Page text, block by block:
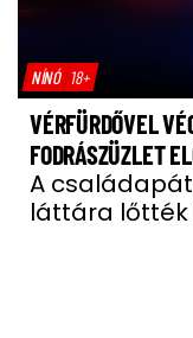
NÍNÓ 18+
VÉRFÜRDŐVEL
FODRÁSZÜZLET
A
láttára lőtték